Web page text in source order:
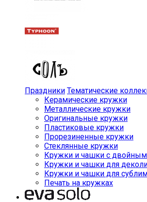
Праздники Тематические
Керамические кружки
Металлические кружки
Оригинальные кружки
Пластиковые кружки
Прорезиненные кружки
Стеклянные кружки
Кружки и чашки с
Кружки и чашки для
Кружки и чашки для
Печать на кружках